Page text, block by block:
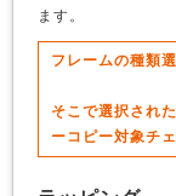
ます。
フレームの種類
そこで選択され
ーコピー対象チ